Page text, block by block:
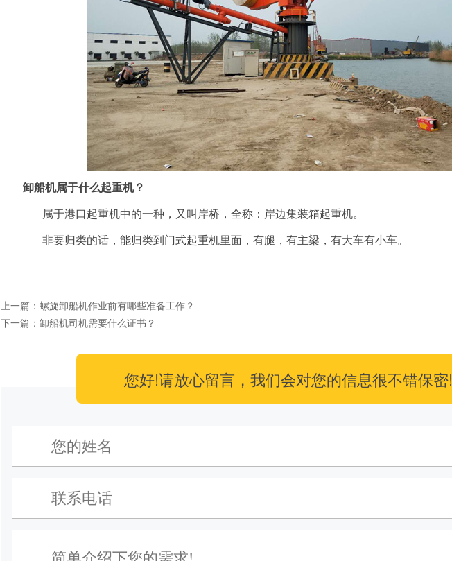
卸船机属于什么起重机？
属于港口起重机中的一种，又叫岸桥，全称：岸边集装箱起重机。
非要归类的话，能归类到门式起重机里面，有腿，有主梁，有大车有小车。
上一篇： 螺旋卸船机作业前有哪些准备工作？
下一篇： 卸船机司机需要什么证书？
您好!请放心留言，我们会对您的信息很不错保密!